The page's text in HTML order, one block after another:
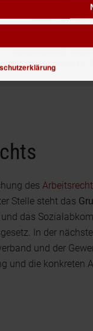
des
Stelle steht das
das
In der
und der
und die konkreten